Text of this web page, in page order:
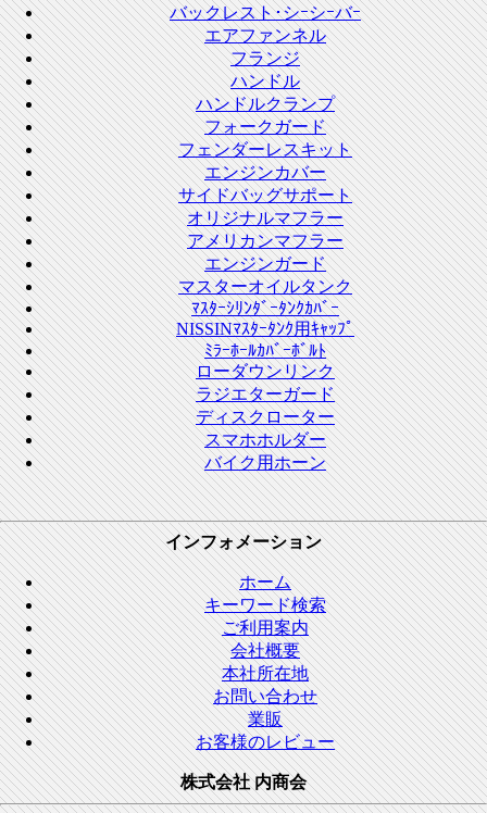
バックレスト･シｰシｰバｰ
エアファンネル
フランジ
ハンドル
ハンドルクランプ
フォークガード
フェンダーレスキット
エンジンカバー
サイドバッグサポート
オリジナルマフラー
アメリカンマフラー
エンジンガード
マスターオイルタンク
ﾏｽﾀｰｼﾘﾝﾀﾞｰﾀﾝｸｶﾊﾞｰ
NISSINﾏｽﾀｰﾀﾝｸ用ｷｬｯﾌﾟ
ﾐﾗｰﾎｰﾙｶﾊﾞｰﾎﾞﾙﾄ
ローダウンリンク
ラジエターガード
ディスクローター
スマホホルダー
バイク用ホーン
インフォメーション
ホーム
キーワード検索
ご利用案内
会社概要
本社所在地
お問い合わせ
業販
お客様のレビュー
株式会社 内商会